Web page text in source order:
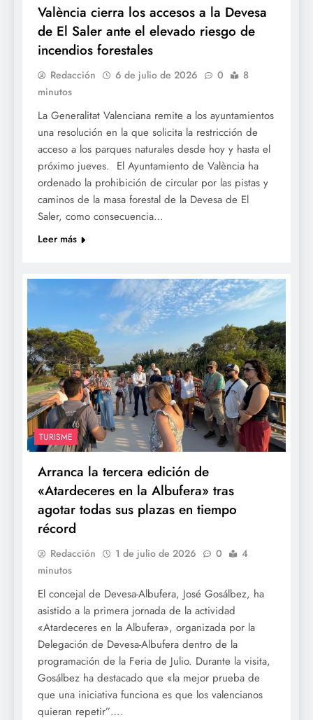
València cierra los accesos a la Devesa
de El Saler ante el elevado riesgo de
incendios forestales
Redacción 6 de julio de 2026 0
8
minutos
La Generalitat Valenciana remite a los ayuntamientos
una resolución en la que solicita la restricción de
acceso a los parques naturales desde hoy y hasta el
próximo jueves. El Ayuntamiento de València ha
ordenado la prohibición de circular por las pistas y
caminos de la masa forestal de la Devesa de El
Saler, como consecuencia…
Leer más
TURISME
Arranca la tercera edición de
«Atardeceres en la Albufera» tras
agotar todas sus plazas en tiempo
récord
Redacción 1 de julio de 2026 0
4
minutos
El concejal de Devesa-Albufera, José Gosálbez, ha
asistido a la primera jornada de la actividad
«Atardeceres en la Albufera», organizada por la
Delegación de Devesa-Albufera dentro de la
programación de la Feria de Julio. Durante la visita,
Gosálbez ha destacado que «la mejor prueba de
que una iniciativa funciona es que los valencianos
quieran repetir”….